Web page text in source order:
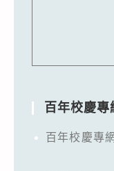
百年校慶專
百年校慶專網